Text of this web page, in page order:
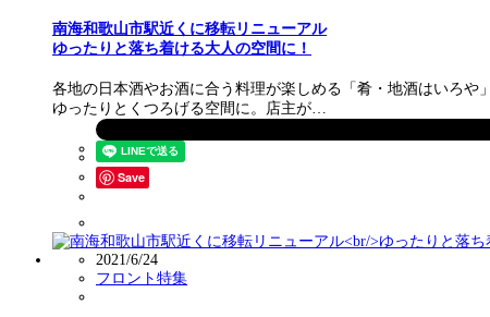
南海和歌山市駅近くに移転リニューアル
ゆったりと落ち着ける大人の空間に！
各地の日本酒やお酒に合う料理が楽しめる「肴・地酒はいろや
ゆったりとくつろげる空間に。店主が…
Save
2021/6/24
フロント特集